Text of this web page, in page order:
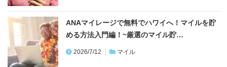
ANAマイレージで無料でハワイへ！マイルを貯
める方法入門編！~厳選のマイル貯…
2026/7/12 マイル